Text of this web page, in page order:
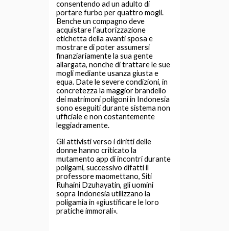
consentendo ad un adulto di
portare furbo per quattro mogli.
Benche un compagno deve
acquistare l’autorizzazione
etichetta della avanti sposa e
mostrare di poter assumersi
finanziariamente la sua gente
allargata, nonche di trattare le sue
mogli mediante usanza giusta e
equa. Date le severe condizioni, in
concretezza la maggior brandello
dei matrimoni poligoni in Indonesia
sono eseguiti durante sistema non
ufficiale e non costantemente
leggiadramente.
Gli attivisti verso i diritti delle
donne hanno criticato la
mutamento app di incontri durante
poligami, successivo difatti il
professore maomettano, Siti
Ruhaini Dzuhayatin, gli uomini
sopra Indonesia utilizzano la
poligamia in «giustificare le loro
pratiche immorali».